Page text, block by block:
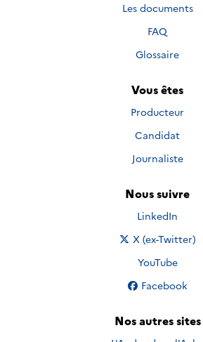
Les documents
FAQ
Glossaire
Vous êtes
Producteur
Candidat
Journaliste
Nous suivre
Nous suivre sur
LinkedIn
Nous suivre sur
X (ex-Twitter)
Nous suivre sur
YouTube
Nous suivre sur
Facebook
Nos autres sites